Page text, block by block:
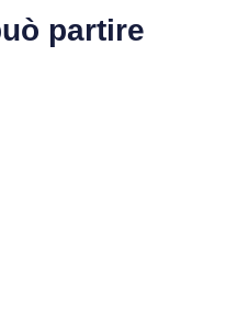
partire